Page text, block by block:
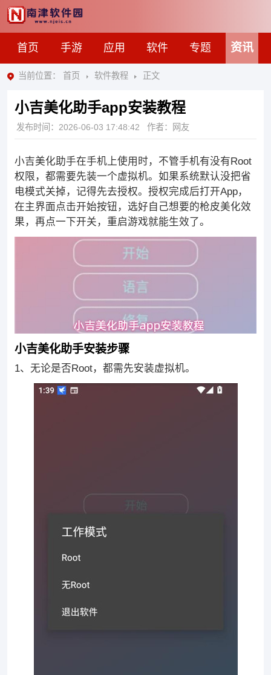
首页 手游 应用 软件 专题 资讯
当前位置： 首页 软件教程 正文
小吉美化助手app安装教程
发布时间： 2026-06-03 17:48:42 作者：网友
小吉美化助手在手机上使用时，不管手机有没有Root
权限，都需要先装一个虚拟机。如果系统默认没把省
电模式关掉，记得先去授权。授权完成后打开App，
在主界面点击开始按钮，选好自己想要的枪皮美化效
果，再点一下开关，重启游戏就能生效了。
小吉美化助手安装步骤
1、无论是否Root，都需先安装虚拟机。